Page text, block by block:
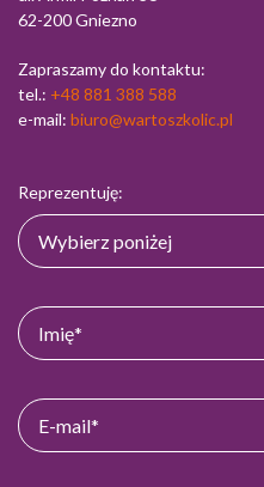
62-200 Gniezno
Zapraszamy do kontaktu:
tel.: +48 881 388 588
e-mail: biuro@wartoszkolic.pl
Reprezentuję: